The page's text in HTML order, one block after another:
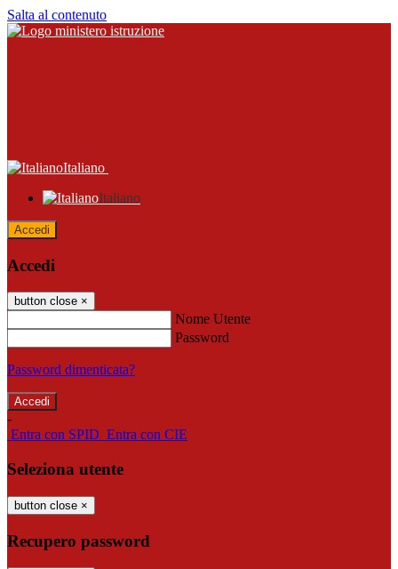
Salta al contenuto
Italiano
Italiano
Accedi
Accedi
button close ×
Nome Utente
Password
Password dimenticata?
-
Entra con SPID Entra con CIE
Seleziona utente
button close ×
Recupero password